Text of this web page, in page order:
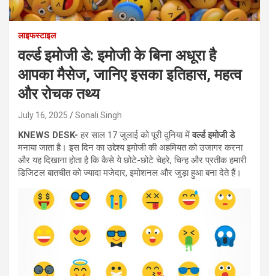
लाइफस्टाइल
वर्ल्ड इमोजी डे: इमोजी के बिना अधूरा है
आपका मैसेज, जानिए इसका इतिहास, महत्व
और रोचक तथ्य
July 16, 2025 Sonali Singh
KNEWS DESK- हर साल 17 जुलाई को पूरी दुनिया मेंवर्ल्ड इमोजी डे
मनाया जाता है। इस दिन का उद्देश्य इमोजी की अहमियत को उजागर करना
और यह दिखाना होता है कि कैसे ये छोटे-छोटे चेहरे, चिन्ह और प्रतीक हमारी
डिजिटल बातचीत को ज्यादा मजेदार, इमोशनल और जुड़ा हुआ बना देते हैं।